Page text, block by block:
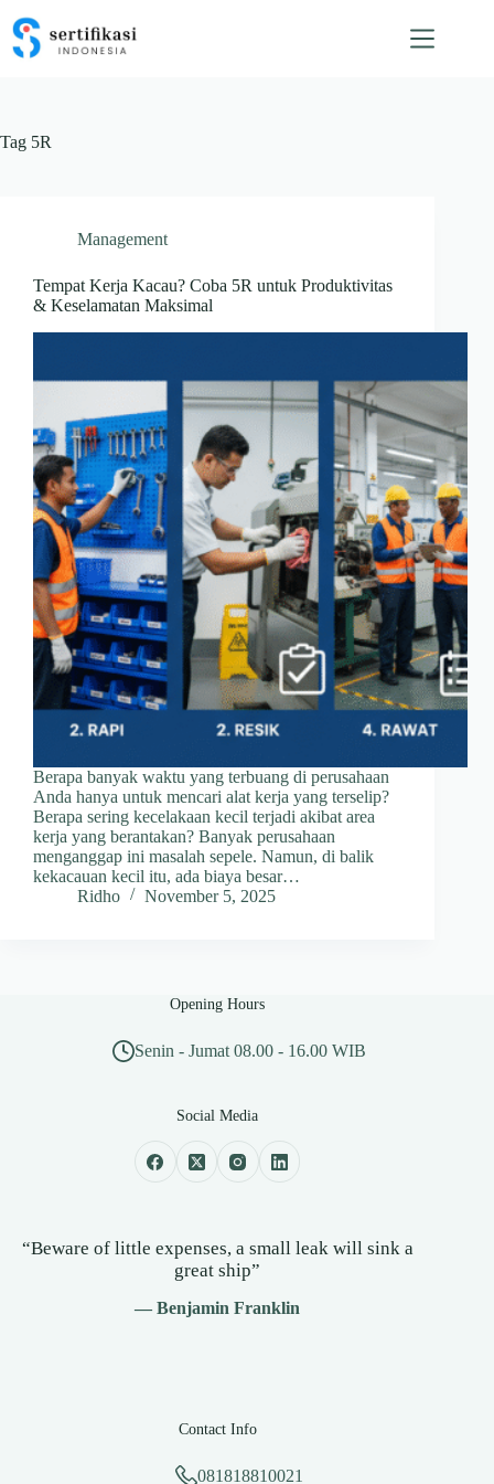
content
Tag 5R
Management
Tempat Kerja Kacau? Coba 5R untuk Produktivitas
& Keselamatan Maksimal
Berapa banyak waktu yang terbuang di perusahaan
Anda hanya untuk mencari alat kerja yang terselip?
Berapa sering kecelakaan kecil terjadi akibat area
kerja yang berantakan? Banyak perusahaan
menganggap ini masalah sepele. Namun, di balik
kekacauan kecil itu, ada biaya besar…
Ridho
November 5, 2025
Opening Hours
Senin - Jumat 08.00 - 16.00 WIB
Social Media
“Beware of little expenses, a small leak will sink a
great ship”
— Benjamin Franklin
Contact Info
081818810021